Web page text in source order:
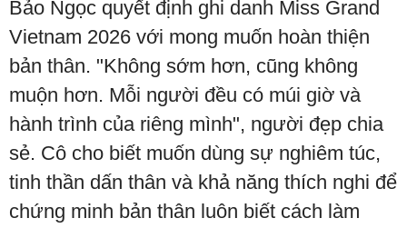
Bảo Ngọc quyết định ghi danh Miss Grand
Vietnam 2026 với mong muốn hoàn thiện
bản thân. "Không sớm hơn, cũng không
muộn hơn. Mỗi người đều có múi giờ và
hành trình của riêng mình", người đẹp chia
sẻ. Cô cho biết muốn dùng sự nghiêm túc,
tinh thần dấn thân và khả năng thích nghi để
chứng minh bản thân luôn biết cách làm